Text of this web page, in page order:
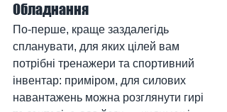
Обладнання
По-перше, краще заздалегідь
спланувати, для яких цілей вам
потрібні тренажери та спортивний
інвентар: приміром, для силових
навантажень можна розглянути гирі